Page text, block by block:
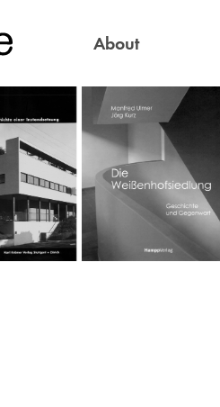
About